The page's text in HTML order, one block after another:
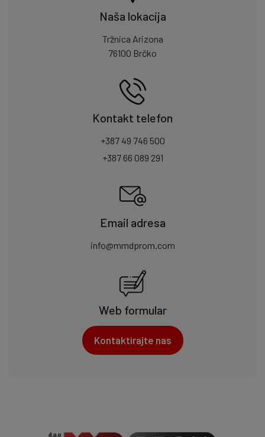
Naša lokacija
Tržnica Arizona
76100 Brčko
Kontakt telefon
+387 49 746 500
+387 66 089 291
Email adresa
info@mmdprom.com
Web formular
Kontaktirajte nas